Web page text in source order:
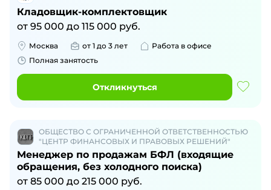
Кладовщик-комплектовщик
от 95 000 до 115 000 руб.
Москва от 1 до 3 лет
Работа в офисе
Полная занятость
Откликнуться
ОБЩЕСТВО С ОГРАНИЧЕННОЙ ОТВЕТСТВЕННОСТЬЮ
"ЦЕНТР ФИНАНСОВЫХ И ПРАВОВЫХ РЕШЕНИЙ"
Менеджер по продажам БФЛ (входящие
обращения, без холодного поиска)
от 85 000 до 215 000 руб.